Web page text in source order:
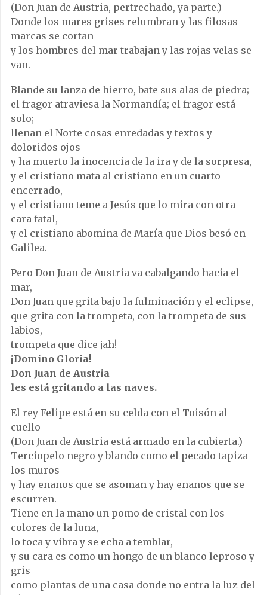
(Don Juan de Austria, pertrechado, ya parte.)
Donde los mares grises relumbran y las filosas
marcas se cortan
y los hombres del mar trabajan y las rojas velas se
van.
Blande su lanza de hierro, bate sus alas de piedra;
el fragor atraviesa la Normandía; el fragor está
solo;
llenan el Norte cosas enredadas y textos y
doloridos ojos
y ha muerto la inocencia de la ira y de la sorpresa,
y el cristiano mata al cristiano en un cuarto
encerrado,
y el cristiano teme a Jesús que lo mira con otra
cara fatal,
y el cristiano abomina de María que Dios besó en
Galilea.
Pero Don Juan de Austria va cabalgando hacia el
mar,
Don Juan que grita bajo la fulminación y el eclipse,
que grita con la trompeta, con la trompeta de sus
labios,
trompeta que dice ¡ah!
¡Domino Gloria!
Don Juan de Austria
les está gritando a las naves.
El rey Felipe está en su celda con el Toisón al
cuello
(Don Juan de Austria está armado en la cubierta.)
Terciopelo negro y blando como el pecado tapiza
los muros
y hay enanos que se asoman y hay enanos que se
escurren.
Tiene en la mano un pomo de cristal con los
colores de la luna,
lo toca y vibra y se echa a temblar,
y su cara es como un hongo de un blanco leproso y
gris
como plantas de una casa donde no entra la luz del